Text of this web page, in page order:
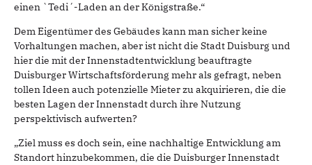
einen `Tedi´-Laden an der Königstraße.“
Dem Eigentümer des Gebäudes kann man sicher keine
Vorhaltungen machen, aber ist nicht die Stadt Duisburg und
hier die mit der Innenstadtentwicklung beauftragte
Duisburger Wirtschaftsförderung mehr als gefragt, neben
tollen Ideen auch potenzielle Mieter zu akquirieren, die die
besten Lagen der Innenstadt durch ihre Nutzung
perspektivisch aufwerten?
„Ziel muss es doch sein, eine nachhaltige Entwicklung am
Standort hinzubekommen, die die Duisburger Innenstadt